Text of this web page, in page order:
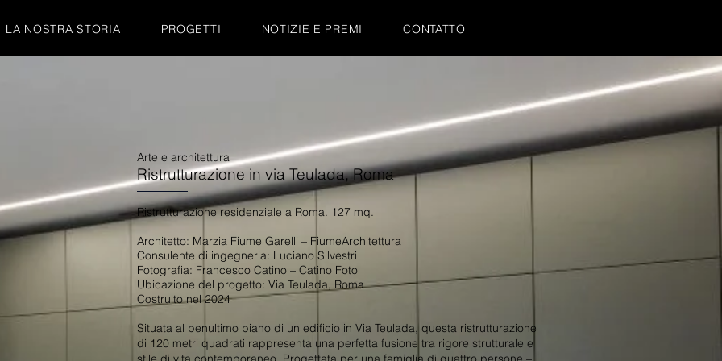
LA NOSTRA STORIA PROGETTI NOTIZIE E PREMI CONTATTO
Arte e architettura
Ristrutturazione in via Teulada, Roma
Ristrutturazione residenziale a Roma. 127 mq.
Architetto: Marzia Fiume Garelli – FiumeArchitettura
Consulente di ingegneria: Luciano Silvestri
Fotografia: Francesco Catino – Catino Foto
Ubicazione del progetto: Via Teulada, Roma
Costruito nel 2024
Situata al penultimo piano di un edificio in Via Teulada, questa ristrutturazione
di 120 metri quadrati rappresenta una perfetta fusione tra rigore strutturale e